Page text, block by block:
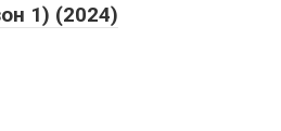
1) (2024)